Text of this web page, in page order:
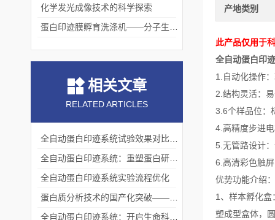
产地类别
此产品仅用于
全自动蛋白印
1.自动化操作
2.结构灵活：
3.6个样品位：
4.高精度步进
5.无管路设计
6.高清彩色触
优势功能介绍：
1、样本孵化
塑成型盒体，
化学发光成像技术的科学探索
相关文章
RELATED ARTICLES
全自动蛋白印迹系统实验流程优化